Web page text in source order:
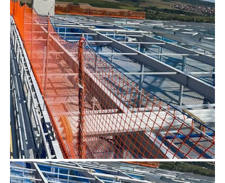
dachrandsicherung-karlsruhe-
1024×768